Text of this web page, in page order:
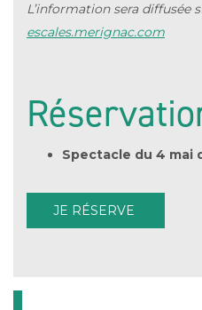
L’information sera diffusée
escales.merignac.com
Spectacle du 4 mai
JE RÉSERVE